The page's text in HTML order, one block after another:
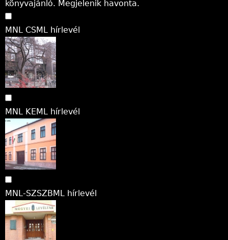
könyvajánló. Megjelenik havonta.
MNL CSML hírlevél
MNL KEML hírlevél
MNL-SZSZBML hírlevél